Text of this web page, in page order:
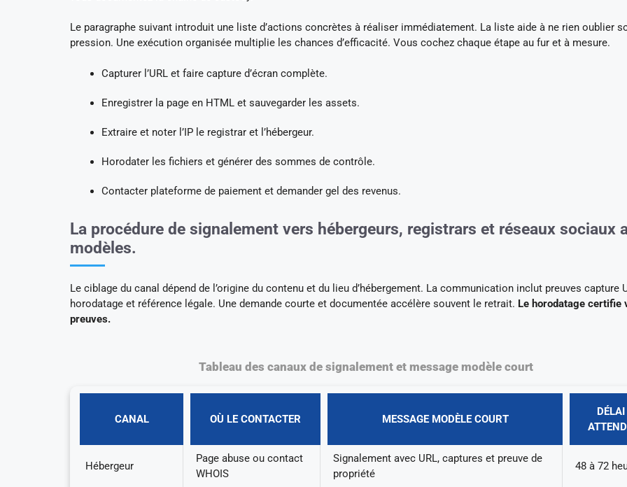
Le paragraphe suivant introduit une liste d’actions concrètes à réaliser immédiatement. La liste aide à ne rien oublier
pression. Une exécution organisée multiplie les chances d’efficacité. Vous cochez chaque étape au fur et à mesure.
Capturer l’URL et faire capture d’écran complète.
Enregistrer la page en HTML et sauvegarder les assets.
Extraire et noter l’IP le registrar et l’hébergeur.
Horodater les fichiers et générer des sommes de contrôle.
Contacter plateforme de paiement et demander gel des revenus.
La procédure de signalement vers hébergeurs, registrars et réseaux sociaux
modèles.
Le ciblage du canal dépend de l’origine du contenu et du lieu d’hébergement. La communication inclut preuves capture
horodatage et référence légale. Une demande courte et documentée accélère souvent le retrait. Le horodatage certifie
preuves.
Tableau des canaux de signalement et message modèle court
CANAL OÙ LE CONTACTER MESSAGE MODÈLE COURT
DÉLAI
Hébergeur
Page abuse ou contact
WHOIS
Signalement avec URL, captures et preuve de
propriété
48 à 72